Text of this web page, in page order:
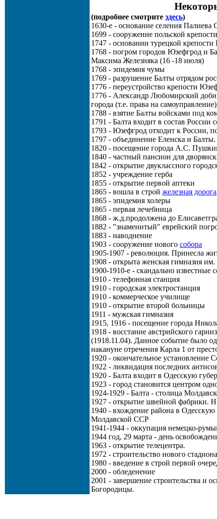
(подробнее смотрите здесь)
1630-е - основание селения Палиева
1699 - сооружение польской
1747 - основании турецкой
1768 - погром городов Юзефгрод и
Максима Железняка (16 -18 июля)
1768 - эпидемия чумы
1769 - разрушение Балты отрядом
1776 - переустройство крепости
1776 - Александр Любомирский
города (т.е. права на
1788 - взятие Балты войсками под
1791 - Балта входит в состав
1793 - Юзефгрод отходит к России,
1797 - объединение Еленска и Балты.
1820 - посещение города А.С.
1840 - частный пансион для
1842 - открытие двуклассного
1852 - учреждение герба
1855 - открытие первой аптеки
1865 - вошла в строй железная дорога
1865 - эпидемия холеры
1865 - первая лечебница
1868 - ж.д.продолжена до
1882 - "знаменитый" еврейский
1883 - наводнение
1903 - сооружение нового собора
1905-1907 - революция. Принесла
1908 - открыта женская гимназия
1900-1910-е - скандально известные
1910 - телефонная станция
1910 - городская электростанция
1910 - коммерческое училище
1910 - открытие второй больницы
1911 - мужская гимназия
1915, 1916 - посещение города
1918 - восстание австрийского
(1918.11.04). Данное событие было
накануне отречения Карла 1 от
1920 - окончательное установление
1922 - ликвидация последних
1920 - Балта входит в Одесскую
1923 - город становится центром
1924-1929 - Балта - столица
1927 - открытие швейной фабрики.
1940 - вхождение района в
Молдавской ССР
1941-1944 - оккупация немецко-
1944 год, 29 марта - день
1963 - открытие телецентра.
1972 - строительство нового стадиона
1980 - введение в строй первой
2000 - обледенение
2001 - завершение строительства и
Богородицы.